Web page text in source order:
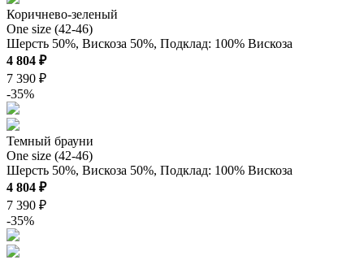
Коричнево-зеленый
One size (42-46)
Шерсть 50%, Вискоза 50%, Подклад: 100% Вискоза
4 804 ₽
7 390 ₽
-35%
Темный брауни
One size (42-46)
Шерсть 50%, Вискоза 50%, Подклад: 100% Вискоза
4 804 ₽
7 390 ₽
-35%